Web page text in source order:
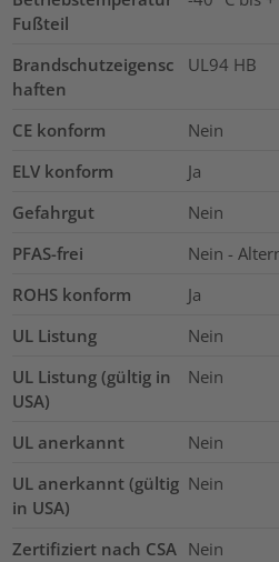
Fußteil
Brandschutzeigensc
haften
UL94 HB
CE konform
Nein
ELV konform
Ja
Gefahrgut
Nein
PFAS-frei
Nein -
ROHS konform
Ja
UL Listung
Nein
UL Listung (gültig in
USA)
Nein
UL anerkannt
Nein
UL anerkannt (gültig
in USA)
Nein
Zertifiziert nach CSA Nein